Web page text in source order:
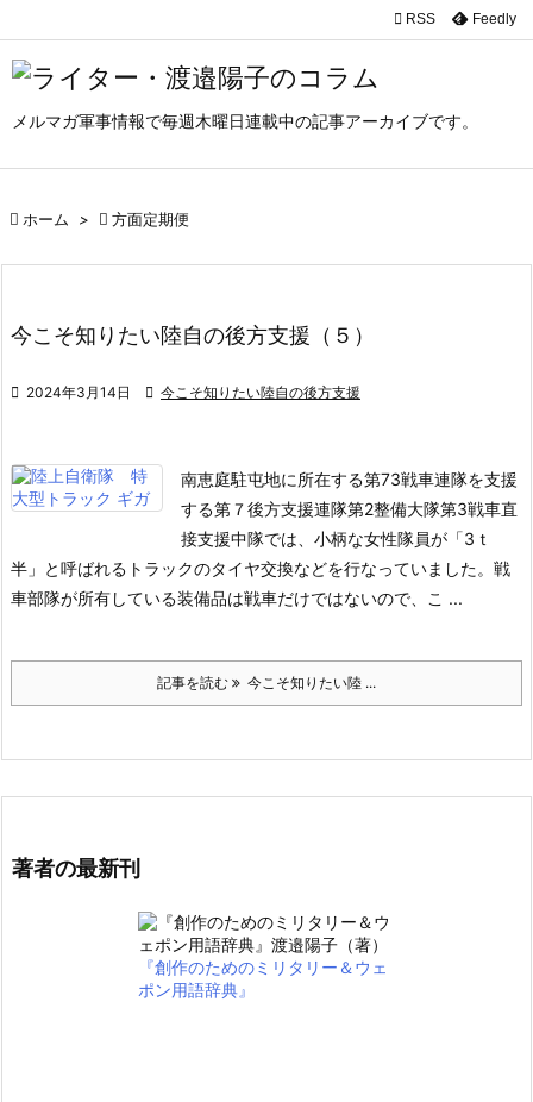
メルマガ軍事情報で毎週木曜日連載中の記事アーカイブです。

 RSS Feedly
 ホーム >  方面定期便
今こそ知りたい陸自の後方支援（５）
 2024年3月14日  今こそ知りたい陸自の後方支援
南恵庭駐屯地に所在する第73戦車連隊を支援
する第７後方支援連隊第2整備大隊第3戦車直
接支援中隊では、小柄な女性隊員が「3ｔ
半」と呼ばれるトラックのタイヤ交換などを行なっていました。戦
車部隊が所有している装備品は戦車だけではないので、こ ...
記事を読む 今こそ知りたい陸 ...
著者の最新刊
『創作のためのミリタリー＆ウェ
ポン用語辞典』